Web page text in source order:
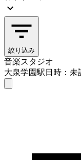
絞り込み
音楽スタジオ
大泉学園駅日時：未